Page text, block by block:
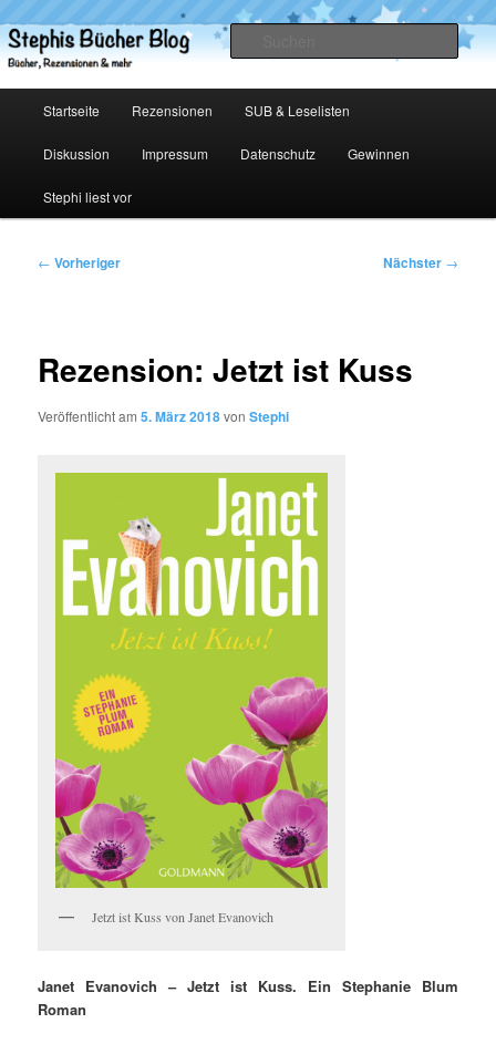
primären
Inhalt
Stephis Bücher Blog
Startseite Rezensionen SUB & Leselisten
Diskussion Impressum Datenschutz Gewinnen
Stephi liest vor
Beitragsnavigation
← Vorheriger Nächster →
Rezension: Jetzt ist Kuss
Veröffentlicht am5. März 2018vonStephi
Jetzt ist Kuss von Janet Evanovich
Janet Evanovich – Jetzt ist Kuss. Ein Stephanie Blum
Roman